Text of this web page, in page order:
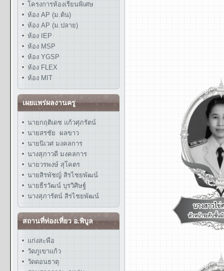
โครงการห้องเรียนพิเศษ
ห้อง AP (ม.ต้น)
ห้อง AP (ม.ปลาย)
ห้อง IEP
ห้อง MSP
ห้อง YGSP
ห้อง FLEX
ห้อง MIT
เผยแพร่ผลงานครู
นายกฤติเดช แก้วศุภรัตน์
นายสรชัย ผลขาว
นายนิเวศ มงคลการ
นางสุภาวดี มงคลการ
นายวรพงษ์ สุโคตร
นายสิรพัชญ์ สิรไชยพัฒน์
นายธีรวัฒน์ บุรวิศิษฐ์
นางสุภารัตน์ สิรไชยพัฒน์
สถานที่ท่องเที่ยว อ.พิบูล
แก่งสะพือ
วัดภูเขาแก้ว
วัดดอนธาตุ